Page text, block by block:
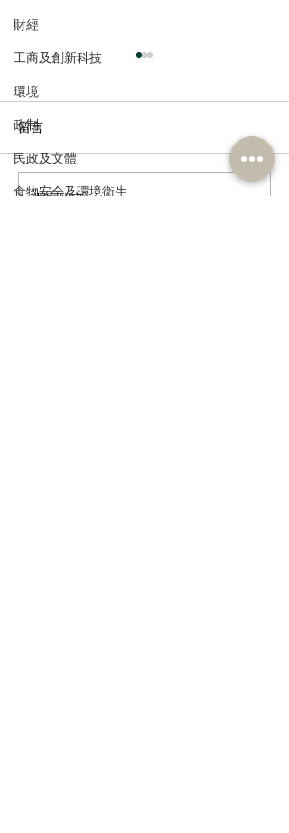
財經
工商及創新科技
環境
政制
民政及文體
食物安全及環境衛生
多了解、規律生活、保持
留言
撰寫留言......